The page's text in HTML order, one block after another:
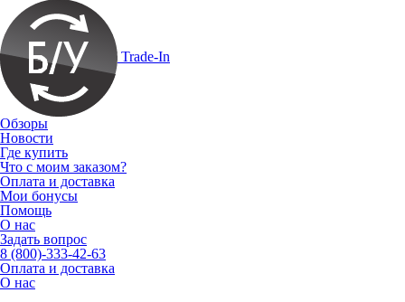
Trade-In
Обзоры
Новости
Где купить
Что с моим заказом?
Оплата и доставка
Мои бонусы
Помощь
О нас
Задать вопрос
8 (800)-333-42-63
Оплата и доставка
О нас